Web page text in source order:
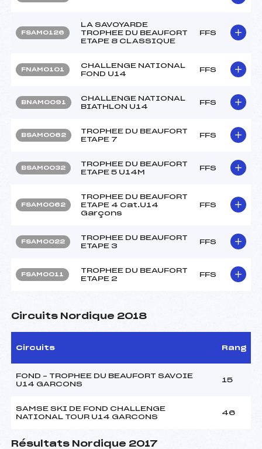
FSAM0126
LA SAVOYARDE
TROPHEE DU BEAUFORT
ETAPE 8 CLASSIQUE
FFS
FNAM0101
CHALLENGE NATIONAL
FOND U14
FFS
BNAM0091
CHALLENGE NATIONAL
BIATHLON U14
FFS
BSAM0062
TROPHEE DU BEAUFORT
ETAPE 7
FFS
BSAM0032
TROPHEE DU BEAUFORT
ETAPE 5 U14M
FFS
FSAM0062
TROPHEE DU BEAUFORT
ETAPE 4 Cat.U14
Garçons
FFS
FSAM0022
TROPHEE DU BEAUFORT
ETAPE 3
FFS
FSAM0011
TROPHEE DU BEAUFORT
ETAPE 2
FFS
Circuits Nordique 2018
Circuits Rang
FOND – TROPHEE DU BEAUFORT SAVOIE
U14 GARCONS
15
SAMSE SKI DE FOND CHALLENGE
NATIONAL TOUR U14 GARCONS
46
Résultats Nordique 2017